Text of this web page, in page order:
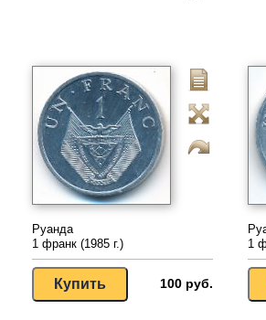
Руанда
1 франк (1985 г.)
100 руб.
1